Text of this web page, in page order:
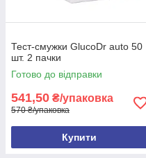
Тест-смужки GlucoDr auto 50
шт. 2 пачки
Готово до відправки
541,50 ₴/упаковка
570 ₴/упаковка
Купити